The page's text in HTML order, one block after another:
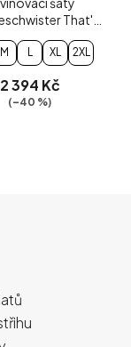
That's
Amore
M L XL 2XL
2 394 Kč
(–40 %)